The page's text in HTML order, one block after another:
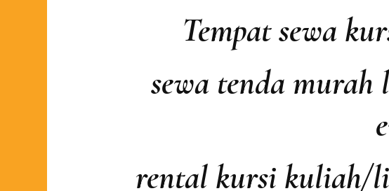
Tempat sewa
sewa tenda murah
rental kursi kuliah/